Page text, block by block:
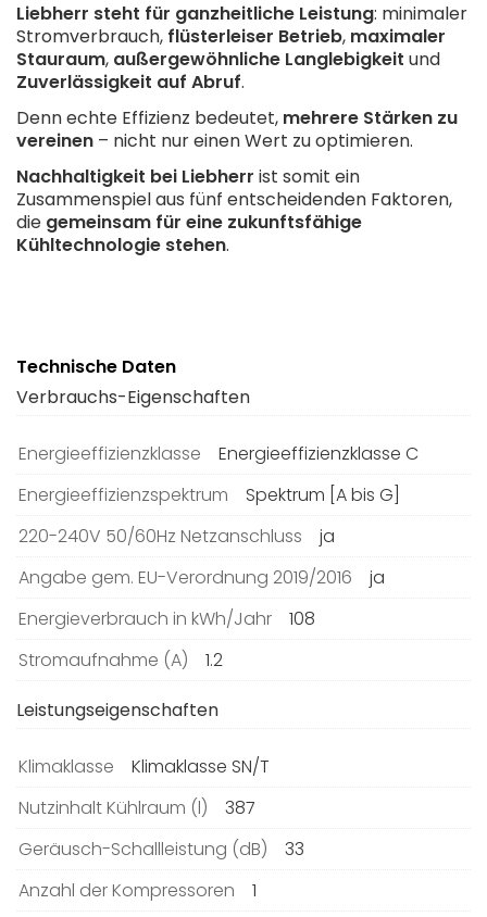
Liebherr steht für ganzheitliche Leistung: minimaler
Stromverbrauch, flüsterleiser Betrieb, maximaler
Stauraum, außergewöhnliche Langlebigkeit und
Zuverlässigkeit auf Abruf.
Denn echte Effizienz bedeutet, mehrere Stärken zu
vereinen – nicht nur einen Wert zu optimieren.
Nachhaltigkeit bei Liebherr ist somit ein
Zusammenspiel aus fünf entscheidenden Faktoren,
die gemeinsam für eine zukunftsfähige
Kühltechnologie stehen.
Technische Daten
Verbrauchs-Eigenschaften
Energieeffizienzklasse
Energieeffizienzklasse C
Energieeffizienzspektrum
Spektrum [A bis G]
220-240V 50/60Hz Netzanschluss
ja
Angabe gem. EU-Verordnung 2019/2016
ja
Energieverbrauch in kWh/Jahr
108
Stromaufnahme (A)
1.2
Leistungseigenschaften
Klimaklasse
Klimaklasse SN/T
Nutzinhalt Kühlraum (l)
387
Geräusch-Schallleistung (dB)
33
Anzahl der Kompressoren
1